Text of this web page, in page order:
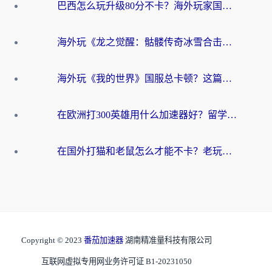
巴西怎么玩升级80分不卡？海外玩家国服游戏加速器终极指南（附避坑技巧）
海外玩《龙之觉醒：骷髅传奇冰雪合击》延迟高？这篇指南帮你解决卡顿烦恼！
海外玩《我的世界》国服总卡顿？这篇我的世界游戏加速器指南帮你解决所有问题
在欧洲打300英雄用什么加速器好？留学生亲测有效的解决方案来了
在国外打猫和老鼠怎么才能不卡？老玩家亲测的终极加速指南
Copyright © 2023 番茄加速器 湖南精准量科技有限公司
互联网虚拟专用网业务许可证 B1-20231050